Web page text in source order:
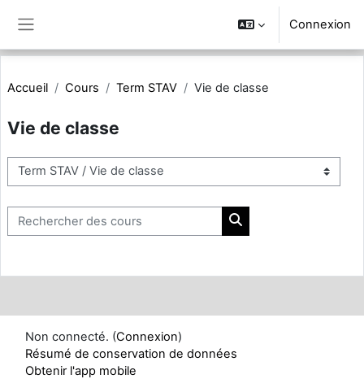
Connexion
Accueil Cours Term STAV Vie de classe
Vie de classe
Catégories de cours
Rechercher des cours
Rechercher des cours
Non connecté. (Connexion)
Résumé de conservation de données
Obtenir l'app mobile